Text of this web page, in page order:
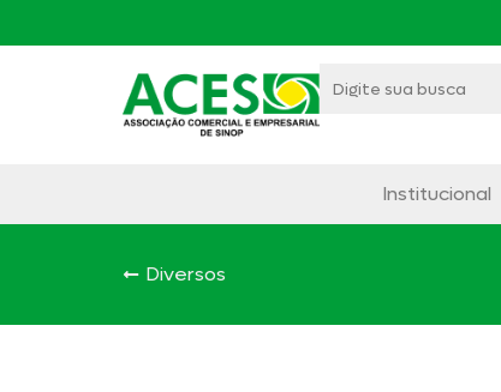
Institucional
Diversos